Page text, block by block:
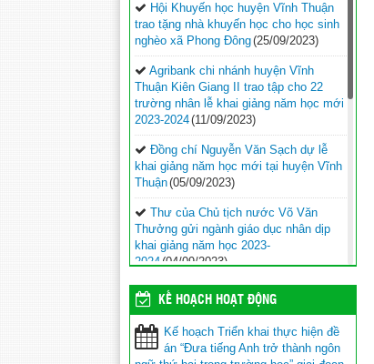
Hội Khuyến học huyện Vĩnh Thuận
trao tặng nhà khuyến học cho học sinh
nghèo xã Phong Đông(25/09/2023)
Agribank chi nhánh huyện Vĩnh
Thuận Kiên Giang II trao tập cho 22
trường nhân lễ khai giảng năm học mới
2023-2024(11/09/2023)
Đồng chí Nguyễn Văn Sạch dự lễ
khai giảng năm học mới tại huyện Vĩnh
Thuận(05/09/2023)
Thư của Chủ tịch nước Võ Văn
Thưởng gửi ngành giáo dục nhân dịp
khai giảng năm học 2023-
2024(04/09/2023)
Phối hợp với ngành giáo dục trên địa
bàn huyện Vĩnh Thuận trong công tác
thu hộ học phí (30/08/2023)
Vĩnh Thuận sẵn sàng cho năm học
KẾ HOẠCH HOẠT ĐỘNG
Kế hoạch Triển khai thực hiện đề
án “Đưa tiếng Anh trở thành ngôn